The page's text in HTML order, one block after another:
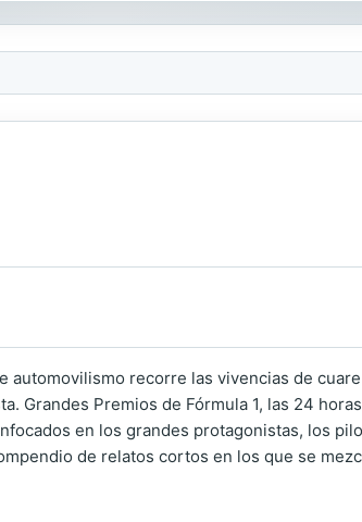
automovilismo recorre las vivencias de
Grandes Premios de Fórmula 1, las 24
en los grandes protagonistas, los
de relatos cortos en los que se